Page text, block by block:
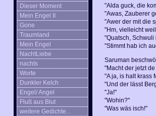
Dieser Moment
Mein Engel II
Gone
Traumland
Mein Engel
NachtLiebe
nachts
Worte
Dunkler Kelch
Engel/ Angel
Fluß aus Blut
weitere Gedichte...
"Alda guck, die
"Awas, Zauberer
"Awer der mit die
"Hm, vielleicht
"Quatsch,
"Stimmt hab ich
Saruman
"Macht der jetzt
"A ja, is halt krass
"Und der lässt
"Ja!"
"Wohin?"
"Was wäs isch!"